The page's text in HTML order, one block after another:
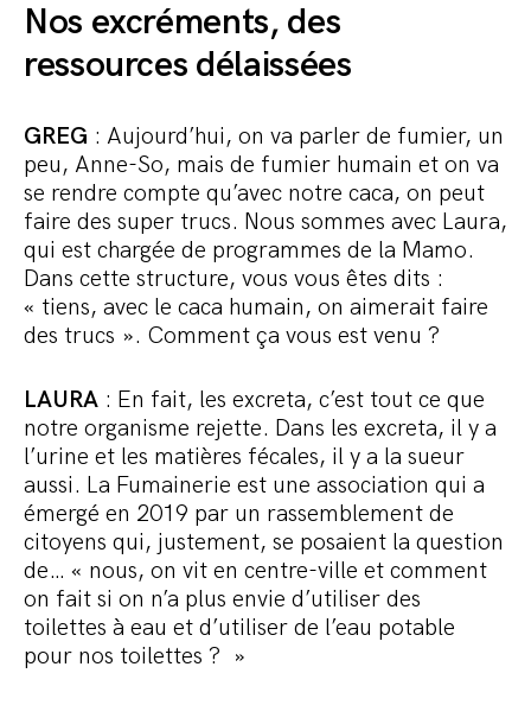
Nos excréments, des
ressources délaissées
GREG : Aujourd’hui, on va parler de fumier, un
peu, Anne-So, mais de fumier humain et on va
se rendre compte qu’avec notre caca, on peut
faire des super trucs. Nous sommes avec Laura,
qui est chargée de programmes de la Mamo.
Dans cette structure, vous vous êtes dits :
« tiens, avec le caca humain, on aimerait faire
des trucs ». Comment ça vous est venu ?
LAURA : En fait, les excreta, c’est tout ce que
notre organisme rejette. Dans les excreta, il y a
l’urine et les matières fécales, il y a la sueur
aussi. La Fumainerie est une association qui a
émergé en 2019 par un rassemblement de
citoyens qui, justement, se posaient la question
de… « nous, on vit en centre-ville et comment
on fait si on n’a plus envie d’utiliser des
toilettes à eau et d’utiliser de l’eau potable
pour nos toilettes ? »